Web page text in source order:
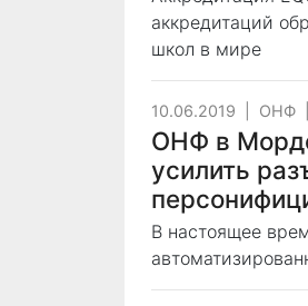
аккредитаций
школ в мире
10.06.2019 ОНФ
ОНФ в
усилить
В настоящее